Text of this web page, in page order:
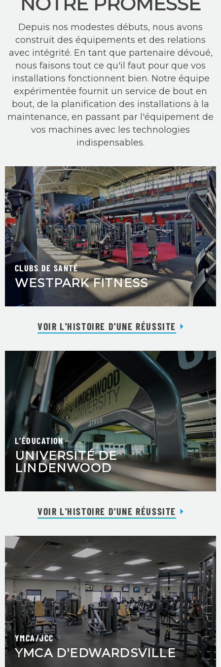
Depuis nos modestes débuts, nous avons
construit des équipements et des relations
avec intégrité. En tant que partenaire dévoué,
nous faisons tout ce qu'il faut pour que vos
installations fonctionnent bien. Notre équipe
expérimentée fournit un service de bout en
bout, de la planification des installations à la
maintenance, en passant par l'équipement de
vos machines avec les technologies
indispensables.
CLUBS DE SANTÉ
WESTPARK FITNESS
VOIR L'HISTOIRE D'UNE RÉUSSITE
L'ÉDUCATION
UNIVERSITÉ DE
LINDENWOOD
VOIR L'HISTOIRE D'UNE RÉUSSITE
YMCA/JCC
YMCA D'EDWARDSVILLE